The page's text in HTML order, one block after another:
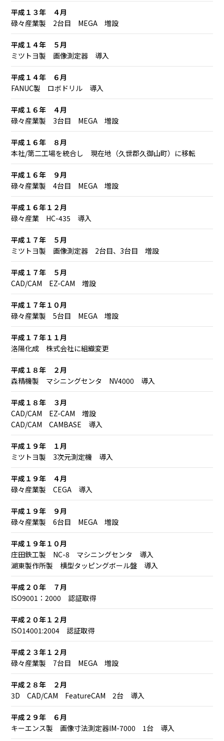
平成１３年 ４月
碌々産業製 2台目 MEGA 増設
平成１４年 ５月
ミツトヨ製 画像測定器 導入
平成１４年 ６月
FANUC製 ロボドリル 導入
平成１６年 ４月
碌々産業製 3台目 MEGA 増設
平成１６年 ８月
本社/第二工場を統合し 現在地（久世郡久御山町）に移転
平成１６年 ９月
碌々産業製 4台目 MEGA 増設
平成１６年１２月
碌々産業 HC-435 導入
平成１７年 ５月
ミツトヨ製 画像測定器 2台目、3台目 増設
平成１７年 ５月
CAD/CAM EZ-CAM 増設
平成１７年１０月
碌々産業製 5台目 MEGA 増設
平成１７年１１月
洛陽化成 株式会社に組織変更
平成１８年 ２月
森精機製 マシニングセンタ NV4000 導入
平成１８年 ３月
CAD/CAM EZ-CAM 増設
CAD/CAM CAMBASE 導入
平成１９年 １月
ミツトヨ製 3次元測定機 導入
平成１９年 ４月
碌々産業製 CEGA 導入
平成１９年 ９月
碌々産業製 6台目 MEGA 増設
平成１９年１０月
庄田鉄工製 NC-8 マシニングセンタ 導入
湖東製作所製 横型タッピングボール盤 導入
平成２０年 ７月
ISO9001：2000 認証取得
平成２０年１２月
ISO14001:2004 認証取得
平成２３年１２月
碌々産業製 7台目 MEGA 増設
平成２８年 ２月
3D CAD/CAM FeatureCAM 2台 導入
平成２９年 ６月
キーエンス製 画像寸法測定器IM-7000 1台 導入